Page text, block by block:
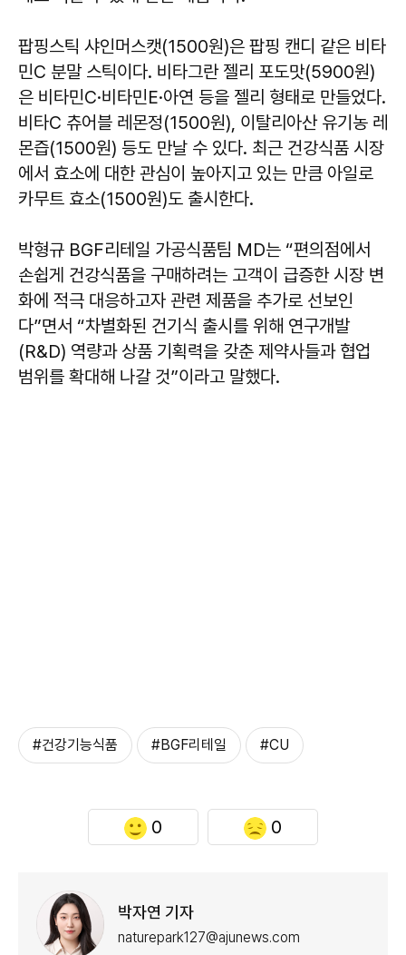
팝핑스틱 샤인머스캣(1500원)은 팝핑 캔디 같은 비타
민C 분말 스틱이다. 비타그란 젤리 포도맛(5900원)
은 비타민C·비타민E·아연 등을 젤리 형태로 만들었다.
비타C 츄어블 레몬정(1500원), 이탈리아산 유기농 레
몬즙(1500원) 등도 만날 수 있다. 최근 건강식품 시장
에서 효소에 대한 관심이 높아지고 있는 만큼 아일로
카무트 효소(1500원)도 출시한다.
박형규 BGF리테일 가공식품팀 MD는 “편의점에서
손쉽게 건강식품을 구매하려는 고객이 급증한 시장 변
화에 적극 대응하고자 관련 제품을 추가로 선보인
다”면서 “차별화된 건기식 출시를 위해 연구개발
(R&D) 역량과 상품 기획력을 갖춘 제약사들과 협업
범위를 확대해 나갈 것”이라고 말했다.
#건강기능식품 #BGF리테일 #CU
0 0
박자연 기자
naturepark127@ajunews.com